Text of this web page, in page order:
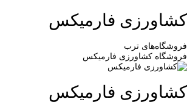
کشاورزی فارمیکس
فروشگاه‌های ترب
فروشگاه کشاورزی فارمیکس
کشاورزی فارمیکس